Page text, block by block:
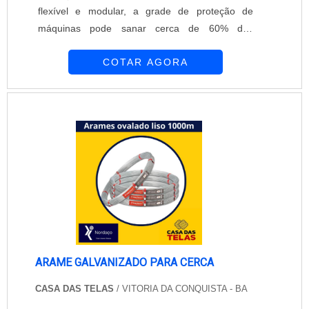
flexível e modular, a grade de proteção de
máquinas pode sanar cerca de 60% dos
fácil instalação e maior economia de tempo e
totalizando 2.200mm de altura, podendo ser
facilmente adaptada com ....
COTAR AGORA
ARAME GALVANIZADO PARA CERCA
CASA DAS TELAS / VITORIA DA CONQUISTA - BA